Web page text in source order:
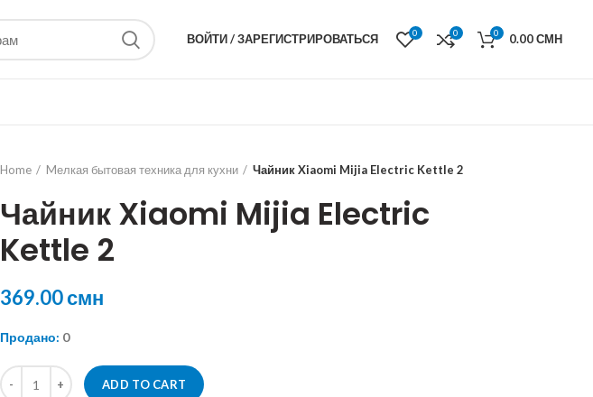
ВОЙТИ / ЗАРЕГИСТРИРОВАТЬСЯ 0 0 0 0.00СМН
Home Mелкая бытовая техника для кухни Чайник Xiaomi Mijia Electric Kettle 2
Чайник Xiaomi Mijia Electric
Kettle 2
369.00смн
Продано: 0
Чайник Xiaomi Mijia Electric Kettle 2 quantity
ADD TO CART